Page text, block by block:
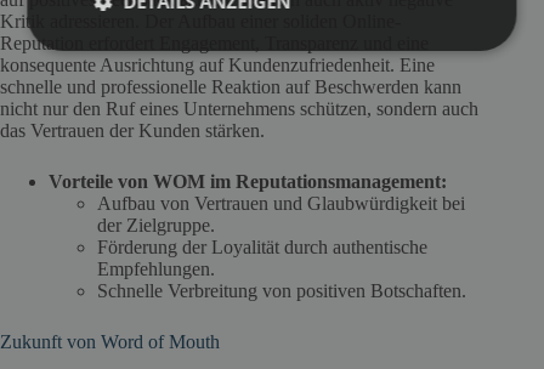
Kritik adressieren. Der Aufbau einer soliden Online-
Reputation erfordert Engagement, Transparenz und eine
konsequente Ausrichtung auf Kundenzufriedenheit. Eine
schnelle und professionelle Reaktion auf Beschwerden kann
nicht nur den Ruf eines Unternehmens schützen, sondern auch
das Vertrauen der Kunden stärken.
Vorteile von WOM im Reputationsmanagement:
Aufbau von Vertrauen und Glaubwürdigkeit bei
der Zielgruppe.
Förderung der Loyalität durch authentische
Empfehlungen.
Schnelle Verbreitung von positiven Botschaften.
Zukunft von Word of Mouth